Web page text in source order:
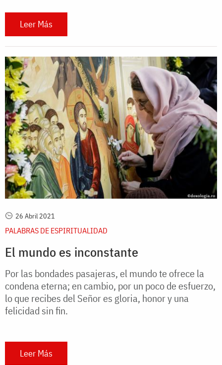
Leer Más
26 Abril 2021
PALABRAS DE ESPIRITUALIDAD
El mundo es inconstante
Por las bondades pasajeras, el mundo te ofrece la
condena eterna; en cambio, por un poco de esfuerzo,
lo que recibes del Señor es gloria, honor y una
felicidad sin fin.
Leer Más